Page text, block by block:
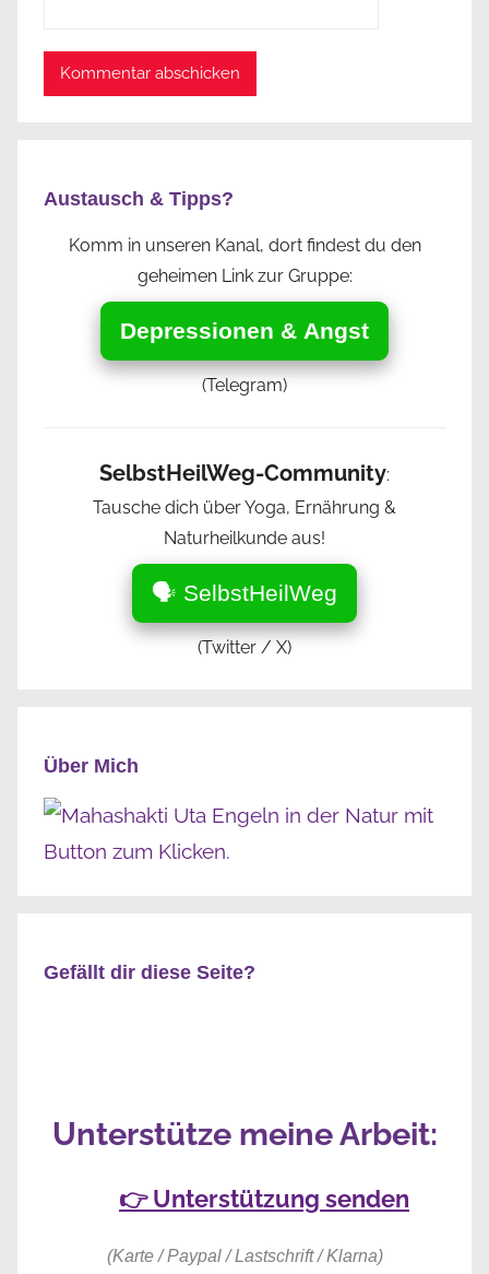
Austausch & Tipps?
Komm in unseren Kanal, dort findest du den
geheimen Link zur Gruppe:
Depressionen & Angst
(Telegram)
SelbstHeilWeg-Community:
Tausche dich über Yoga, Ernährung &
Naturheilkunde aus!
🗣️ SelbstHeilWeg
(Twitter / X)
Über Mich
Gefällt dir diese Seite?
Unterstütze meine Arbeit:
👉 Unterstützung senden
(Karte / Paypal / Lastschrift / Klarna)